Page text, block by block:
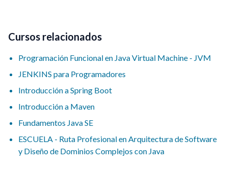
Cursos relacionados
Programación Funcional en Java Virtual Machine - JVM
JENKINS para Programadores
Introducción a Spring Boot
Introducción a Maven
Fundamentos Java SE
ESCUELA - Ruta Profesional en Arquitectura de Software
y Diseño de Dominios Complejos con Java